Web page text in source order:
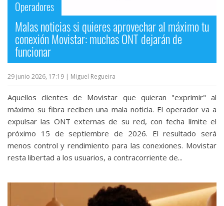
Operadores
Malas noticias si quieres aprovechar al máximo tu
conexión Movistar: muchas ONT dejarán de
funcionar
29 junio 2026, 17:19 | Miguel Regueira
Aquellos clientes de Movistar que quieran "exprimir" al
máximo su fibra reciben una mala noticia. El operador va a
expulsar las ONT externas de su red, con fecha límite el
próximo 15 de septiembre de 2026. El resultado será
menos control y rendimiento para las conexiones. Movistar
resta libertad a los usuarios, a contracorriente de...